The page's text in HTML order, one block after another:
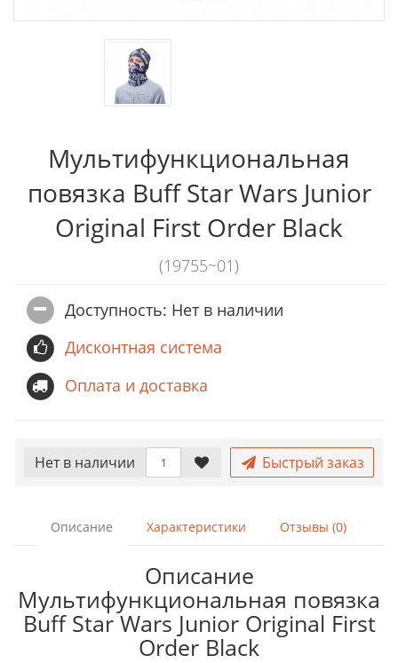
Мультифункциональная
повязка Buff Star Wars Junior
Original First Order Black
(19755~01)
Доступность: Нет в наличии
Дисконтная система
Оплата и доставка
Нет в наличии Быстрый заказ
Описание Характеристики Отзывы (0)
Описание
Мультифункциональная повязка
Buff Star Wars Junior Original First
Order Black